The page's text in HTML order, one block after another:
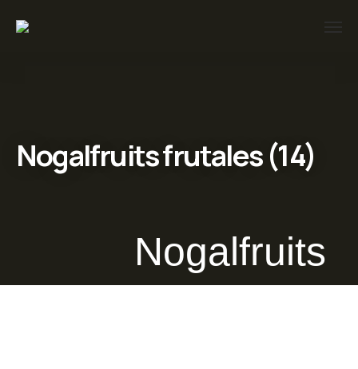
Nogalfruits frutales (14)
Nogalfruits